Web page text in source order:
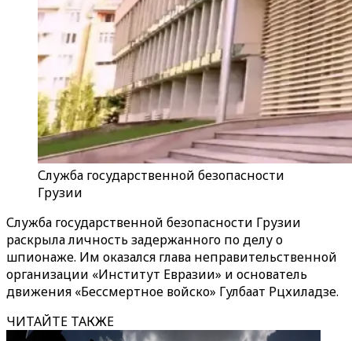
Служба государственной безопасности
Грузии
Служба государственной безопасности Грузии
раскрыла личность задержанного по делу о
шпионаже. Им оказался глава неправительственной
организации «Институт Евразии» и основатель
движения «Бессмертное войско» Гулбаат Рцхиладзе.
ЧИТАЙТЕ ТАКЖЕ